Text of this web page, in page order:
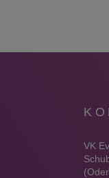
VK